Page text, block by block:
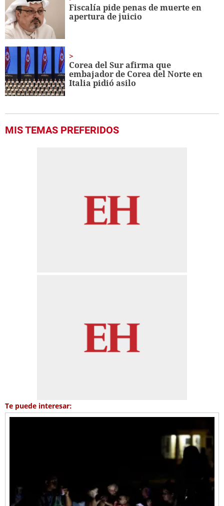
minute,
56
seconds
Fiscalía pide penas de muerte en
apertura de juicio
Corea del Sur afirma que
embajador de Corea del Norte en
Italia pidió asilo
MIS TEMAS PREFERIDOS
Te puede interesar: